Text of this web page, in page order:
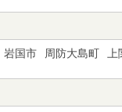
岩国市 周防大島町